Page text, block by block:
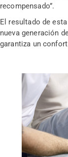
recompensado”.
El resultado de
nueva generación
garantiza un